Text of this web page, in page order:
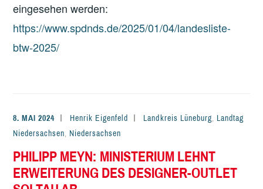
eingesehen werden:
https://www.spdnds.de/2025/01/04/landesliste-
btw-2025/
8. MAI 2024 Henrik Eigenfeld Landkreis Lüneburg, Landtag
Niedersachsen, Niedersachsen
PHILIPP MEYN: MINISTERIUM LEHNT
ERWEITERUNG DES DESIGNER-OUTLET